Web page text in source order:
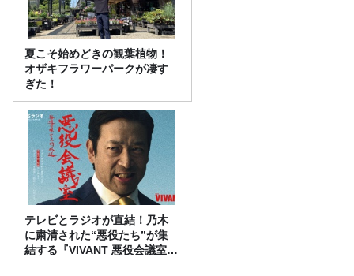
夏こそ始めどきの観葉植物！
オザキフラワーパークが凄す
ぎた！
テレビとラジオが直結！乃木
に粛清された“悪役たち”が集
結する『VIVANT 悪役会議室』
7/26(日)23時スタート！